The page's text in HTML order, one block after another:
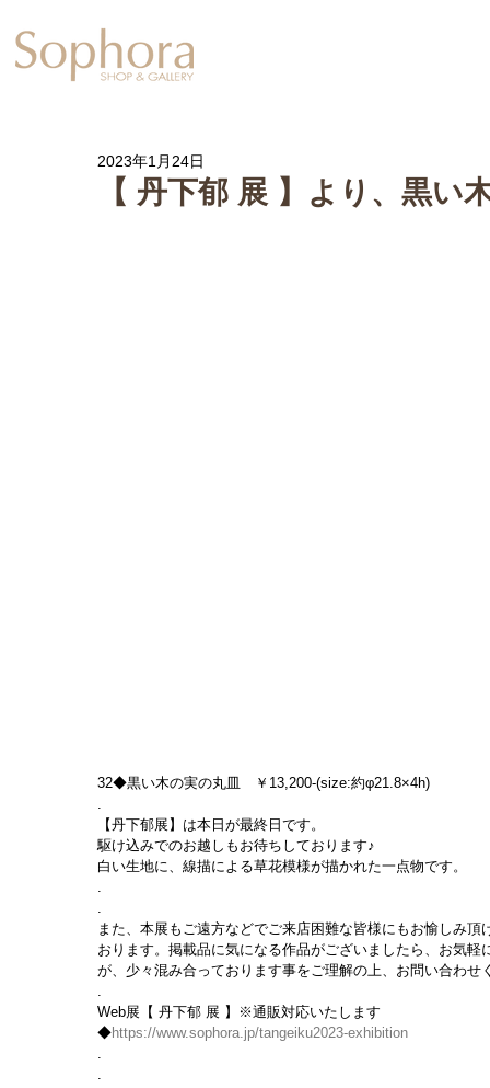
【 丹下郁 展 】より、黒い
2023年1月24日
32◆黒い木の実の丸皿　￥13,200-(size:約φ21.8×4h)
.
【丹下郁展】は本日が最終日です。
駆け込みでのお越しもお待ちしております♪
白い生地に、線描による草花模様が描かれた一点物です。
.
.
また、本展もご遠方などでご来店困難な皆様にもお愉しみ
おります。掲載品に気になる作品がございましたら、お気
が、少々混み合っております事をご理解の上、お問い合わせ
.
Web展【 丹下郁 展 】※通販対応いたします
◆https://www.sophora.jp/tangeiku2023-exhibition
.
.